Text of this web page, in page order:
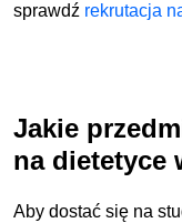
sprawdź rekrutacja
Jakie
na dietetyce
Aby dostać się na